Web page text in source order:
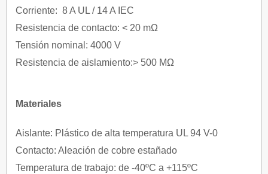
Corriente: 8 A UL / 14 A IEC
Resistencia de contacto: < 20 mΩ
Tensión nominal: 4000 V
Resistencia de aislamiento:> 500 MΩ
Materiales
Aislante: Plástico de alta temperatura UL 94 V-0
Contacto: Aleación de cobre estañado
Temperatura de trabajo: de -40ºC a +115ºC